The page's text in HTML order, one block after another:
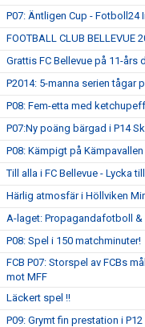
P07: Äntligen Cup - Fotboll24
FOOTBALL CLUB BELLEVUE
Grattis FC Bellevue på 11-års
P2014: 5-manna serien tågar
P08: Fem-etta med
P07:Ny poäng bärgad i P14
P08: Kämpigt på Kämpavallen
Till alla i FC Bellevue - Lycka
Härlig atmosfär i Höllviken
A-laget: Propagandafotboll
P08: Spel i 150 matchminuter!
FCB P07: Storspel av FCBs
mot MFF
Läckert spel !!
P09: Grymt fin prestation i P12